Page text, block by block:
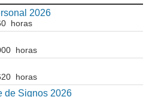
2026
horas
horas
horas
de Signos 2026